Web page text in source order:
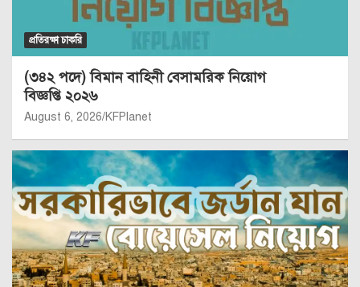
প্রতিরক্ষা চাকরি
(৩৪২ পদে) বিমান বাহিনী বেসামরিক নিয়োগ
বিজ্ঞপ্তি ২০২৬
August 6, 2026 KFPlanet